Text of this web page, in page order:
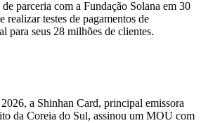
parceria com a Fundação Solana em 30
realizar testes de pagamentos de
para seus 28 milhões de clientes.
a Shinhan Card, principal emissora
da Coreia do Sul, assinou um MOU com